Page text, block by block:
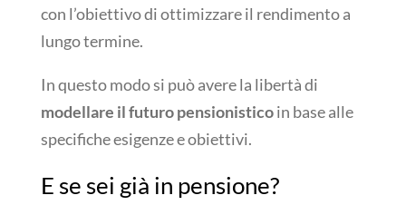
con l’obiettivo di ottimizzare il rendimento a
lungo termine.
In questo modo si può avere la libertà di
modellare il futuro pensionisticoin base alle
specifiche esigenze e obiettivi.
E se sei già in pensione?